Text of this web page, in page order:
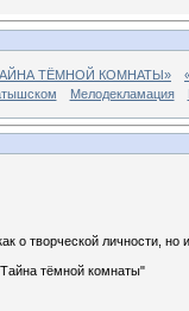
ТЁМНОЙ КОМНАТЫ»
Мелодекламация
о творческой личности,
тёмной комнаты"